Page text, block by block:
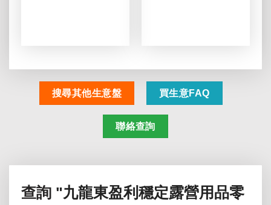
搜尋其他生意盤 買生意FAQ
聯絡查詢
查詢 "九龍東盈利穩定露營用品零